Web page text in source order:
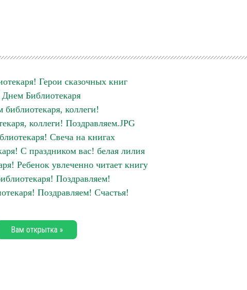
Герои сказочных книг
Библиотекаря
библиотекаря, коллеги!
коллеги! Поздравляем.JPG
Свеча на книгах
С праздником вас! белая лилия
Ребенок увлеченно читает книгу
Поздравляем!
Поздравляем! Счастья!
Вам открытка »